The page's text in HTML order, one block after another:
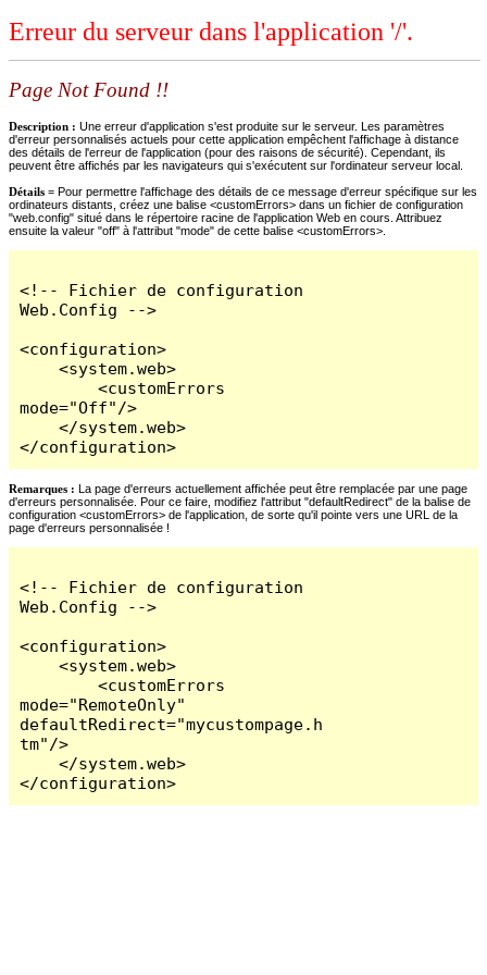
Erreur du serveur dans l'application '/'.
Page Not Found !!
Description : Une erreur d'application s'est produite sur le serveur. Les paramètres
d'erreur personnalisés actuels pour cette application empêchent l'affichage à distance
des détails de l'erreur de l'application (pour des raisons de sécurité). Cependant, ils
peuvent être affichés par les navigateurs qui s'exécutent sur l'ordinateur serveur local.
Détails = Pour permettre l'affichage des détails de ce message d'erreur spécifique sur les
ordinateurs distants, créez une balise <customErrors> dans un fichier de configuration
"web.config" situé dans le répertoire racine de l'application Web en cours. Attribuez
ensuite la valeur "off" à l'attribut "mode" de cette balise <customErrors>.
<!-- Fichier de configuration
Web.Config -->
<configuration>
    <system.web>
        <customErrors
mode="Off"/>
    </system.web>
</configuration>
Remarques : La page d'erreurs actuellement affichée peut être remplacée par une page
d'erreurs personnalisée. Pour ce faire, modifiez l'attribut "defaultRedirect" de la balise de
configuration <customErrors> de l'application, de sorte qu'il pointe vers une URL de la
page d'erreurs personnalisée !
<!-- Fichier de configuration
Web.Config -->
<configuration>
    <system.web>
        <customErrors
mode="RemoteOnly"
defaultRedirect="mycustompage.h
tm"/>
    </system.web>
</configuration>